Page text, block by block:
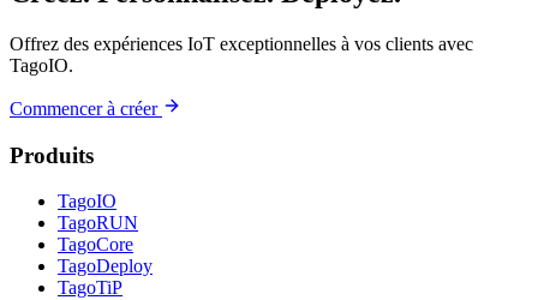
Offrez des expériences IoT exceptionnelles à vos clients avec
TagoIO.
Commencer à créer
Produits
TagoIO
TagoRUN
TagoCore
TagoDeploy
TagoTiP